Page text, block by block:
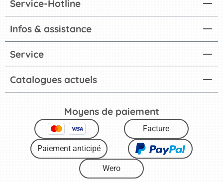
Catalogues actuels
Service-Hotline
Infos & assistance
Service
Moyens de paiement
Facture
Paiement anticipé
Wero